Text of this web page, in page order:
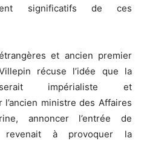
significatifs de ces
et ancien premier
récuse l’idée que la
impérialiste et
ministre des Affaires
annoncer l’entrée de
revenait à provoquer la